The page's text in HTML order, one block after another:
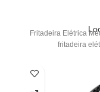
Fritadeira Elétrica
fritadeira